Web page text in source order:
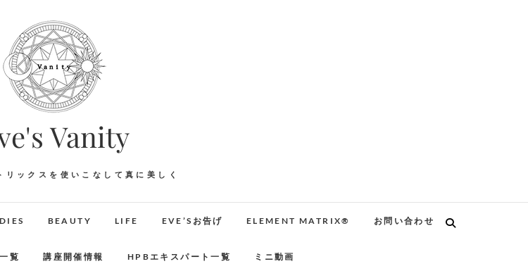
Vanity
リックスを使いこなして真に美しく
BEAUTY LIFE EVE’Sお告げ ELEMENT MATRIX® お問い合わせ
覧 講座開催情報 HPBエキスパート一覧 ミニ動画